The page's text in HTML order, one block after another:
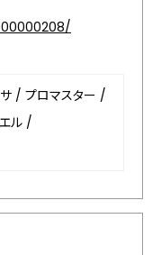
/ プロマスター /
ル /